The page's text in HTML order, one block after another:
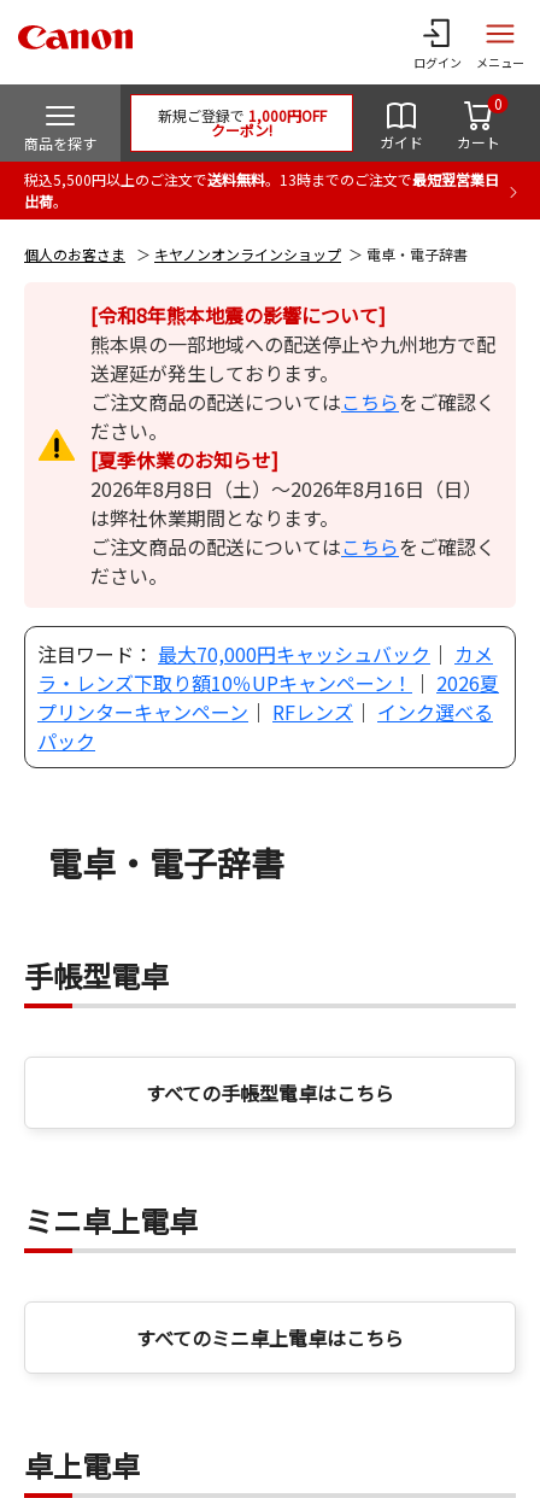
ログイン メニュー
商品を探す
新規ご登録で 1,000円OFF
クーポン!
ガイド カート
0
税込5,500円以上のご注文で送料無料。13時までのご注文で最短翌営業日
出荷。
個人のお客さま キヤノンオンラインショップ 電卓・電子辞書
[令和8年熊本地震の影響について]
熊本県の一部地域への配送停止や九州地方で配
送遅延が発生しております。
ご注文商品の配送についてはこちらをご確認く
ださい。
[夏季休業のお知らせ]
2026年8月8日（土）～2026年8月16日（日）
は弊社休業期間となります。
ご注文商品の配送についてはこちらをご確認く
ださい。
注目ワード： 最大70,000円キャッシュバック ｜ カメ
ラ・レンズ下取り額10％UPキャンペーン！
｜ 2026夏
プリンターキャンペーン ｜ RFレンズ ｜ インク選べる
パック
電卓・電子辞書
手帳型電卓
すべての手帳型電卓はこちら
ミニ卓上電卓
すべてのミニ卓上電卓はこちら
卓上電卓